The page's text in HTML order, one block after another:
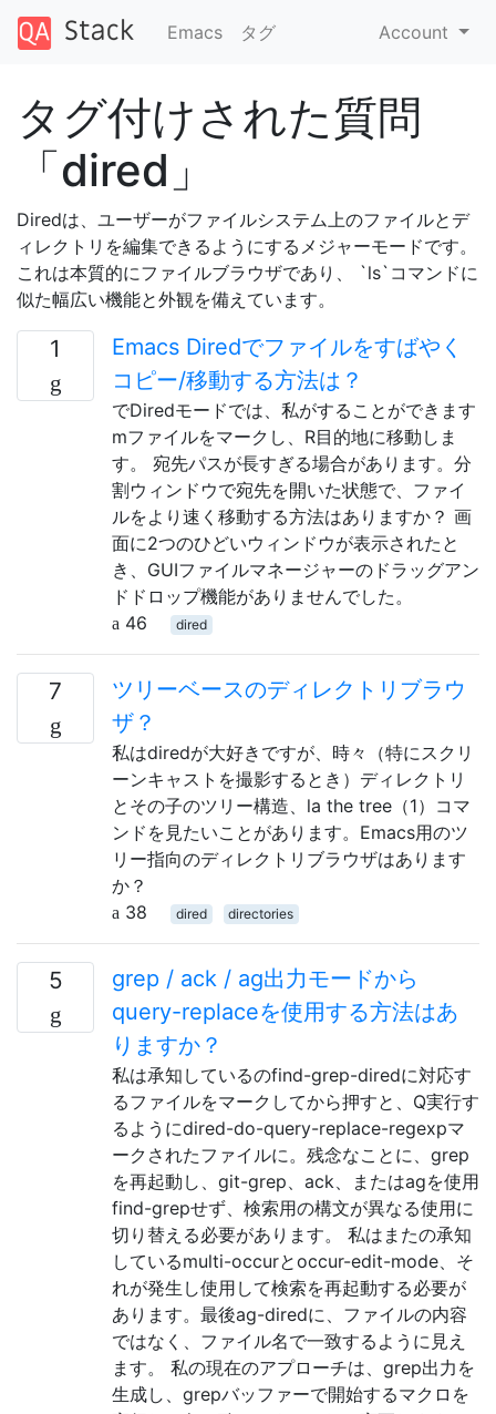
Emacs タグ Account
タグ付けされた質問
「dired」
Diredは、ユーザーがファイルシステム上のファイルとデ
ィレクトリを編集できるようにするメジャーモードです。
これは本質的にファイルブラウザであり、 `ls`コマンドに
似た幅広い機能と外観を備えています。
1
Emacs Diredでファイルをすばやく
コピー/移動する方法は？
でDiredモードでは、私がすることができます
mファイルをマークし、R目的地に移動しま
す。 宛先パスが長すぎる場合があります。分
割ウィンドウで宛先を開いた状態で、ファイ
ルをより速く移動する方法はありますか？ 画
面に2つのひどいウィンドウが表示されたと
き、GUIファイルマネージャーのドラッグアン
ドドロップ機能がありませんでした。
46
dired
7
ツリーベースのディレクトリブラウ
ザ？
私はdiredが大好きですが、時々（特にスクリ
ーンキャストを撮影するとき）ディレクトリ
とその子のツリー構造、la the tree（1）コマ
ンドを見たいことがあります。Emacs用のツ
リー指向のディレクトリブラウザはあります
か？
38
dired directories
5
grep / ack / ag出力モードから
query-replaceを使用する方法はあ
りますか？
私は承知しているのfind-grep-diredに対応す
るファイルをマークしてから押すと、Q実行す
るようにdired-do-query-replace-regexpマ
ークされたファイルに。残念なことに、grep
を再起動し、git-grep、ack、またはagを使用
find-grepせず、検索用の構文が異なる使用に
切り替える必要があります。 私はまたの承知
しているmulti-occurとoccur-edit-mode、そ
れが発生し使用して検索を再起動する必要が
あります。最後ag-diredに、ファイルの内容
ではなく、ファイル名で一致するように見え
ます。 私の現在のアプローチは、grep出力を
生成し、grepバッファーで開始するマクロを